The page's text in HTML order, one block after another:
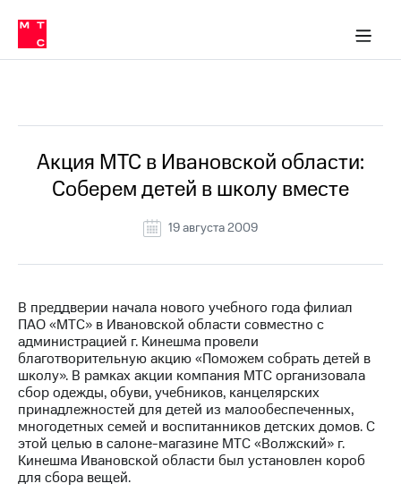
Медиа-центр
и акционерам
Устойчивое развитие
Комплаенс и деловая этика
компании
Карьера
История
компании
Руководство
Контакты
Медиа-центр
Пресс-
релизы
МТС
о технологиях
Достижения
в МТС
Пресс-
релизы
о технологиях
Акция МТС в Ивановской области:
Соберем детей в школу вместе
19 августа 2009
В преддверии начала нового учебного года филиал
ПАО «МТС» в Ивановской области совместно с
администрацией г. Кинешма провели
благотворительную акцию «Поможем собрать детей в
школу». В рамках акции компания МТС организовала
сбор одежды, обуви, учебников, канцелярских
принадлежностей для детей из малообеспеченных,
многодетных семей и воспитанников детских домов. С
этой целью в салоне-магазине МТС «Волжский» г.
Кинешма Ивановской области был установлен короб
для сбора вещей.